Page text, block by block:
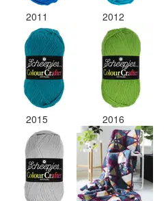
2011 2012
2015 2016